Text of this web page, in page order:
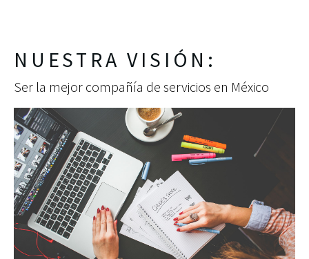
NUESTRA VISIÓN:
Ser la mejor compañía de servicios en México